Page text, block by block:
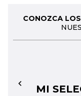
CONOZCA
MI
←